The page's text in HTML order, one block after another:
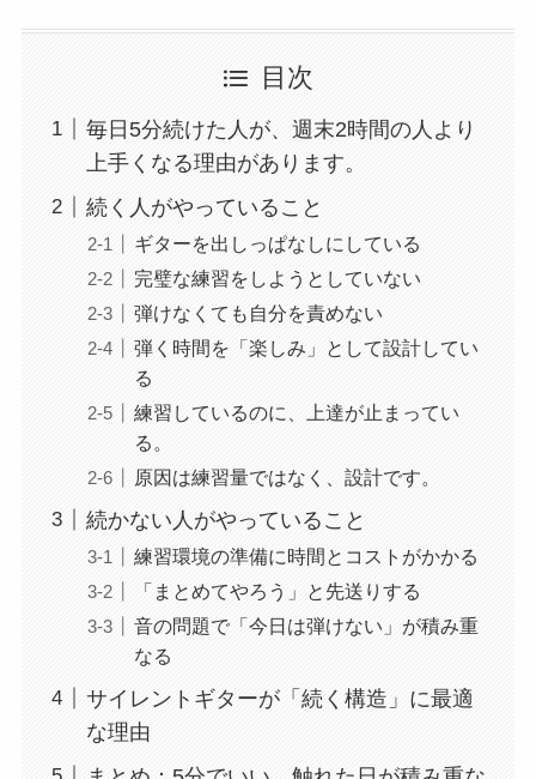
目次
毎日5分続けた人が、週末2時間の人より
上手くなる理由があります。
続く人がやっていること
ギターを出しっぱなしにしている
完璧な練習をしようとしていない
弾けなくても自分を責めない
弾く時間を「楽しみ」として設計してい
る
練習しているのに、上達が止まってい
る。
原因は練習量ではなく、設計です。
続かない人がやっていること
練習環境の準備に時間とコストがかかる
「まとめてやろう」と先送りする
音の問題で「今日は弾けない」が積み重
なる
サイレントギターが「続く構造」に最適
な理由